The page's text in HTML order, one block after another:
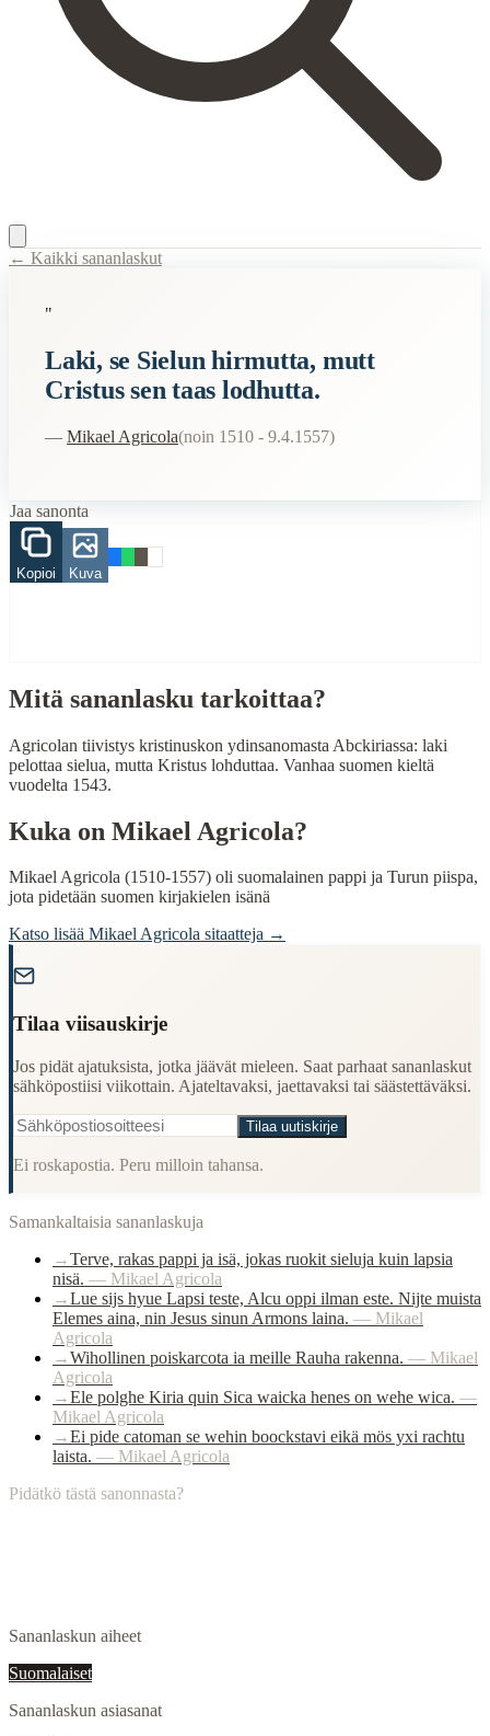
Description: Agricolan tiivistys kristinuskon ydinsanomasta
Semantic Themes
Suomalaiset
laki
sielu
Finding quotes for speeches or writing
Cultural Context
Language:Finnish (suomi)
Traditional folk wisdom
← Kaikki sananlaskut
"
Laki, se Sielun hirmutta, mutt
Cristus sen taas lodhutta.
— Mikael Agricola(noin 1510 - 9.4.1557)
Jaa sanonta
Kopioi Kuva
Mitä sananlasku tarkoittaa?
Agricolan tiivistys kristinuskon ydinsanomasta Abckiriassa: laki
pelottaa sielua, mutta Kristus lohduttaa. Vanhaa suomen kieltä
vuodelta 1543.
Kuka on Mikael Agricola?
Mikael Agricola (1510-1557) oli suomalainen pappi ja Turun piispa,
jota pidetään suomen kirjakielen isänä
Katso lisää Mikael Agricola sitaatteja →
Tilaa viisauskirje
Jos pidät ajatuksista, jotka jäävät mieleen. Saat parhaat sananlaskut
sähköpostiisi viikottain. Ajateltavaksi, jaettavaksi tai säästettäväksi.
Tilaa uutiskirje
Ei roskapostia. Peru milloin tahansa.
Samankaltaisia sananlaskuja
→Terve, rakas pappi ja isä, jokas ruokit sieluja kuin lapsia
nisä. — Mikael Agricola
→Lue sijs hyue Lapsi teste, Alcu oppi ilman este. Nijte muista
Elemes aina, nin Jesus sinun Armons laina. — Mikael
Agricola
→Wihollinen poiskarcota ia meille Rauha rakenna. — Mikael
Agricola
→Ele polghe Kiria quin Sica waicka henes on wehe wica. —
Mikael Agricola
→Ei pide catoman se wehin boockstavi eikä mös yxi rachtu
laista. — Mikael Agricola
Pidätkö tästä sanonnasta?
Sananlaskun aiheet
Suomalaiset
Sananlaskun asiasanat